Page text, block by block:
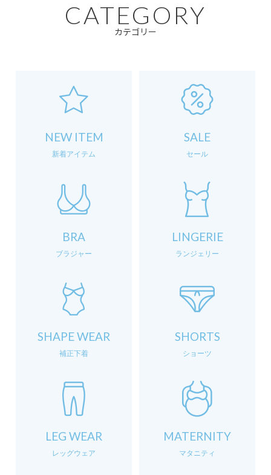
CATEGORY
カテゴリー
NEW ITEM
新着アイテム
SALE
セール
BRA
ブラジャー
LINGERIE
ランジェリー
SHAPE WEAR
補正下着
SHORTS
ショーツ
LEG WEAR
レッグウェア
MATERNITY
マタニティ